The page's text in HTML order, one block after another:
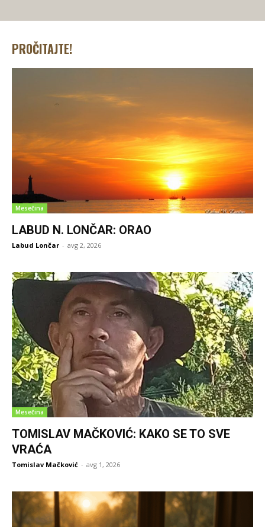
PROČITAJTE!
Mesečina
LABUD N. LONČAR: ORAO
Labud Lončar - avg 2, 2026
Mesečina
TOMISLAV MAČKOVIĆ: KAKO SE TO SVE
VRAĆA
Tomislav Mačković - avg 1, 2026